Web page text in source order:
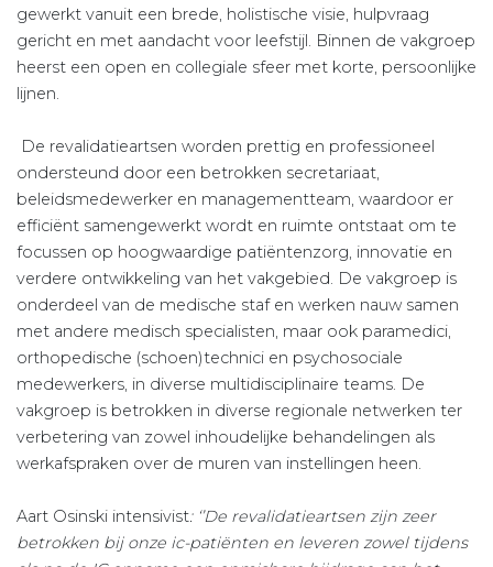
gewerkt vanuit een brede, holistische visie, hulpvraag
gericht en met aandacht voor leefstijl. Binnen de vakgroep
heerst een open en collegiale sfeer met korte, persoonlijke
lijnen.
De revalidatieartsen worden prettig en professioneel
ondersteund door een betrokken secretariaat,
beleidsmedewerker en managementteam, waardoor er
efficiënt samengewerkt wordt en ruimte ontstaat om te
focussen op hoogwaardige patiëntenzorg, innovatie en
verdere ontwikkeling van het vakgebied. De vakgroep is
onderdeel van de medische staf en werken nauw samen
met andere medisch specialisten, maar ook paramedici,
orthopedische (schoen)technici en psychosociale
medewerkers, in diverse multidisciplinaire teams. De
vakgroep is betrokken in diverse regionale netwerken ter
verbetering van zowel inhoudelijke behandelingen als
werkafspraken over de muren van instellingen heen.
Aart Osinski intensivist: ‘’De revalidatieartsen zijn zeer
betrokken bij onze ic-patiënten en leveren zowel tijdens